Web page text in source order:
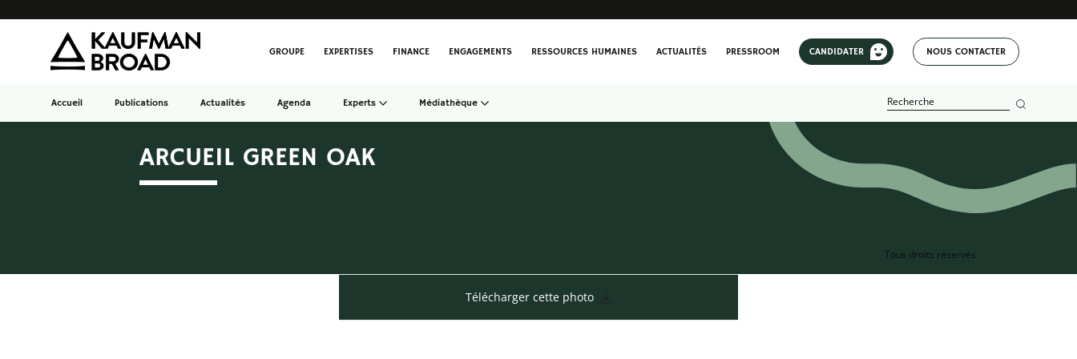
GROUPE EXPERTISES FINANCE ENGAGEMENTS RESSOURCES HUMAINES ACTUALITÉS PRESSROOM CANDIDATER NOUS CONTACTER
Accueil Publications Actualités Agenda Experts Médiathèque
ARCUEIL GREEN OAK
Tous droits réservés
Télécharger cette photo